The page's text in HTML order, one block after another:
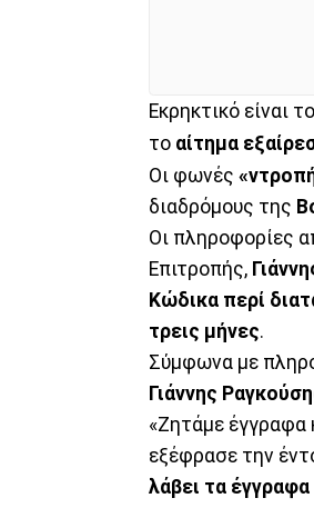
Εκρηκτικό είναι
το αίτημα
Οι φωνές
διαδρόμους της
Οι πληροφορίες
Επιτροπής,
Κώδικα περί
τρεις μήνες.
Σύμφωνα με
Γιάννης
«Ζητάμε έγγραφα
εξέφρασε την
λάβει τα